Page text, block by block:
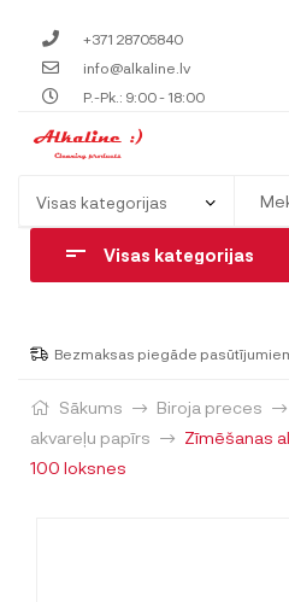
+371 28705840
info@alkaline.lv
P.-Pk.: 9:00 - 18:00
Visas kategorijas
Bezmaksas piegāde
Sākums Biroja preces
akvareļu papīrs
Zīmēšanas
100 loksnes